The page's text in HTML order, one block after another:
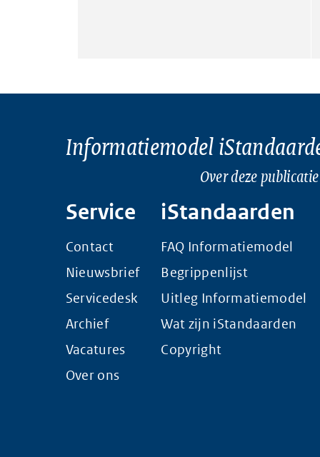
Informatiemodel
Over deze publicatie
Service
Contact
Nieuwsbrief
Servicedesk
Archief
Vacatures
Over ons
iStandaarden
FAQ Informatiemodel
Begrippenlijst
Uitleg Informatiemodel
Wat zijn iStandaarden
Copyright